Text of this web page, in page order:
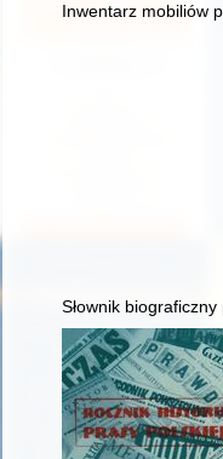
Inwentarz mobiliów
Słownik